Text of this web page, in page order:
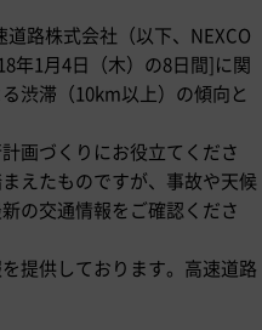
路株式会社（以下、NEXCO
年1月4日（木）の8日間]に関
渋滞（10km以上）の傾向と
画づくりにお役立てくださ
えたものですが、事故や天候
の交通情報をご確認くださ
提供しております。高速道路